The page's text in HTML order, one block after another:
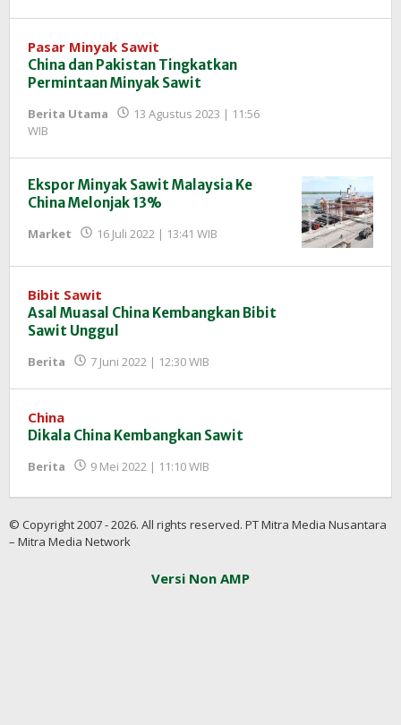
InfoSAWIT
Pasar Minyak Sawit
China dan Pakistan Tingkatkan
Permintaan Minyak Sawit
Berita Utama
13 Agustus 2023 | 11:56
WIB
InfoSAWIT
Ekspor Minyak Sawit Malaysia Ke
China Melonjak 13%
Market 16 Juli 2022 | 13:41 WIB
InfoSAWIT
Bibit Sawit
Asal Muasal China Kembangkan Bibit
Sawit Unggul
Berita 7 Juni 2022 | 12:30 WIB
InfoSAWIT
China
Dikala China Kembangkan Sawit
Berita 9 Mei 2022 | 11:10 WIB
InfoSAWIT
© Copyright 2007 - 2026. All rights reserved. PT Mitra Media Nusantara
– Mitra Media Network
Versi Non AMP